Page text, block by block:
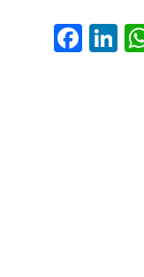
Fa
ce
Li
nk